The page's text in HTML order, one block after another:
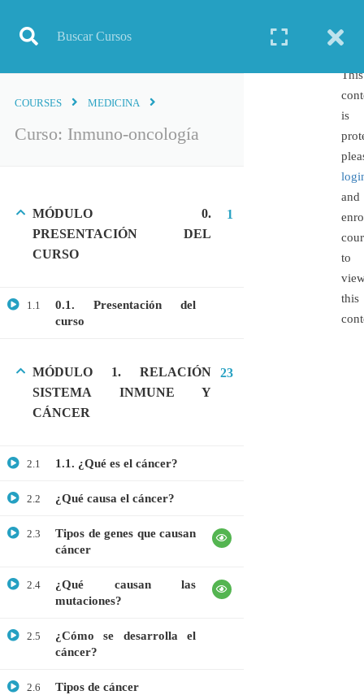
COURSES MEDICINA
Curso: Inmuno-oncología
MÓDULO 0.
PRESENTACIÓN DEL
CURSO
1
1.1
0.1. Presentación del
curso
MÓDULO 1. RELACIÓN
SISTEMA INMUNE Y
CÁNCER
23
2.1 1.1. ¿Qué es el cáncer?
2.2 ¿Qué causa el cáncer?
2.3
Tipos de genes que causan
cáncer
2.4
¿Qué causan las
mutaciones?
2.5
¿Cómo se desarrolla el
cáncer?
2.6 Tipos de cáncer
This
is
and
to
this
TODOS LOS CURSOS
BIOQUÍMICA
BIOTECNOLOGÍA
GRATIS
MEDICINA
MICROBIOLOGÍA
ÚLTIMOS CURSOS
Curso: Células madre en terapia celular
Webinar: Introducción a las Microalgas